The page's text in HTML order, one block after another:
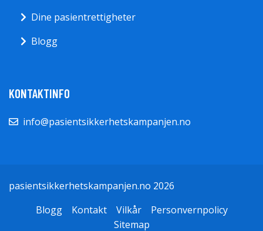
Dine pasientrettigheter
Blogg
KONTAKTINFO
info@pasientsikkerhetskampanjen.no
pasientsikkerhetskampanjen.no 2026
Blogg
Kontakt Vilkår
Personvernpolicy
Sitemap